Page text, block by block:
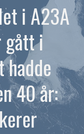
i A23A
gått i
hadde
40 år: